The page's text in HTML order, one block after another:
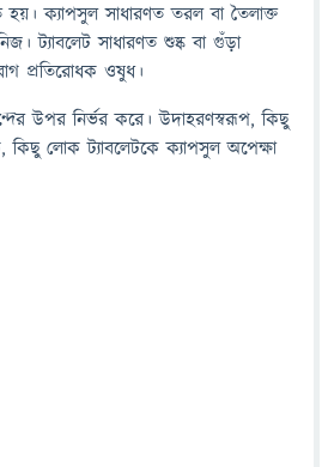
ক্যাপসুল সাধারণত তরল বা তৈলাক্ত
ট্যাবলেট সাধারণত শুষ্ক বা গুঁড়া
প্রতিরোধক ওষুধ।
উপর নির্ভর করে। উদাহরণস্বরূপ, কিছু
কিছু লোক ট্যাবলেটকে ক্যাপসুল অপেক্ষা